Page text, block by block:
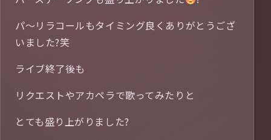
パ〜リラコールもタイミング良くありがとうござ
いました?笑
ライブ終了後も
リクエストやアカペラで歌ってみたりと
とても盛り上がりました?